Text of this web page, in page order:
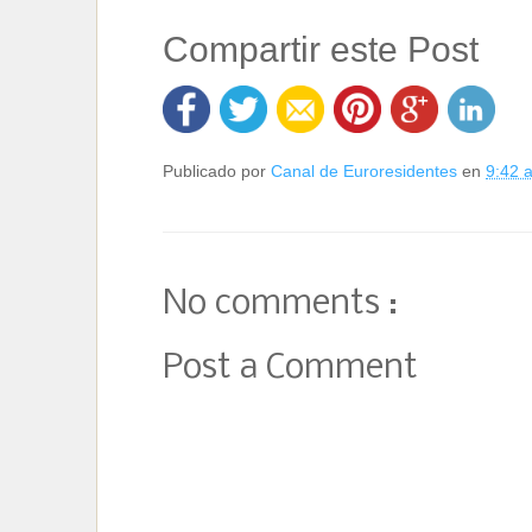
Compartir este Post
Publicado por Canal de Euroresidentes en 9:42
No comments :
Post a Comment